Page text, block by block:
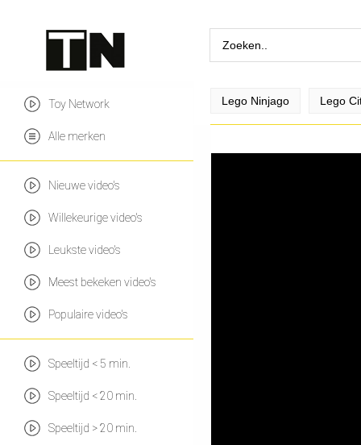
Toy Network
Alle merken
Nieuwe video's
Willekeurige video's
Leukste video's
Meest bekeken video's
Populaire video's
Speeltijd < 5 min.
Speeltijd < 20 min.
Speeltijd > 20 min.
Lego Ninjago Lego